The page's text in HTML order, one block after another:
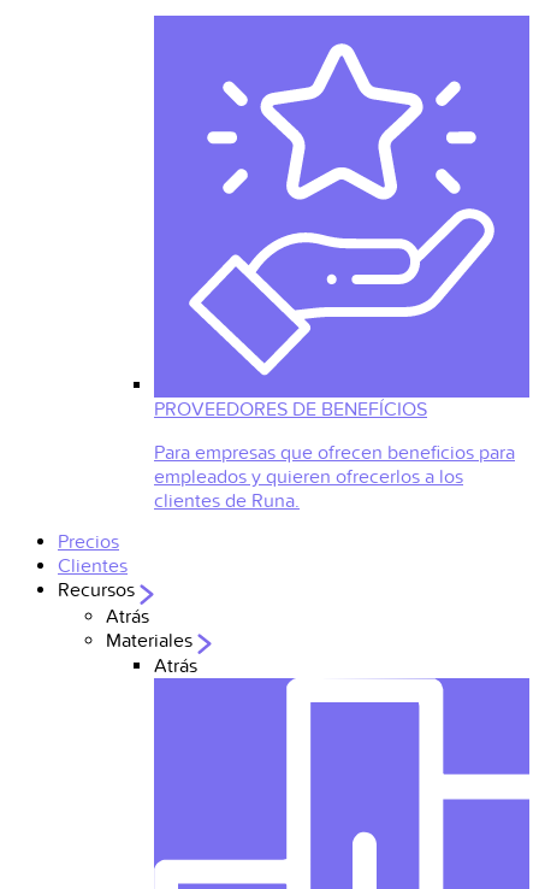
PROVEEDORES DE BENEFÍCIOS
Para empresas que ofrecen beneficios para
empleados y quieren ofrecerlos a los
clientes de Runa.
Precios
Clientes
Recursos
Atrás
Materiales
Atrás